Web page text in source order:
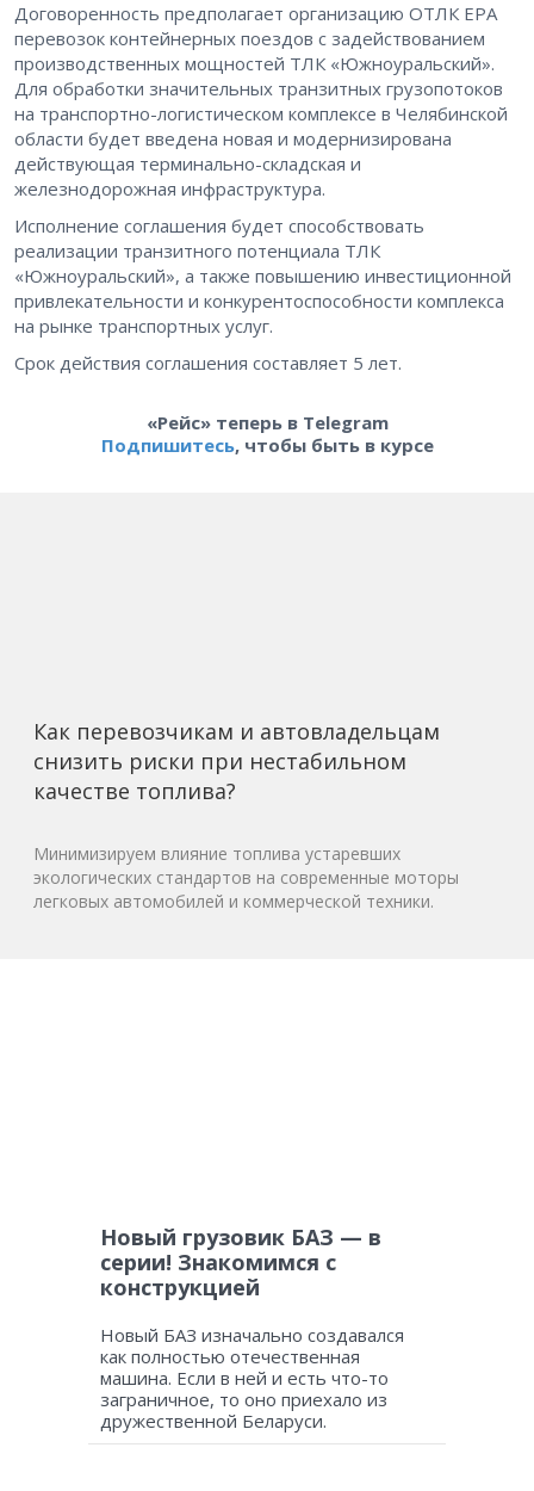
Договоренность предполагает организацию ОТЛК ЕРА
перевозок контейнерных поездов с задействованием
производственных мощностей ТЛК «Южноуральский».
Для обработки значительных транзитных грузопотоков
на транспортно-логистическом комплексе в Челябинской
области будет введена новая и модернизирована
действующая терминально-складская и
железнодорожная инфраструктура.
Исполнение соглашения будет способствовать
реализации транзитного потенциала ТЛК
«Южноуральский», а также повышению инвестиционной
привлекательности и конкурентоспособности комплекса
на рынке транспортных услуг.
Срок действия соглашения составляет 5 лет.
«Рейс» теперь в Telegram
Подпишитесь, чтобы быть в курсе
Как перевозчикам и автовладельцам
снизить риски при нестабильном
качестве топлива?
Минимизируем влияние топлива устаревших
экологических стандартов на современные моторы
легковых автомобилей и коммерческой техники.
Новый грузовик БАЗ — в
серии! Знакомимся с
конструкцией
Новый БАЗ изначально создавался
как полностью отечественная
машина. Если в ней и есть что-то
заграничное, то оно приехало из
дружественной Беларуси.